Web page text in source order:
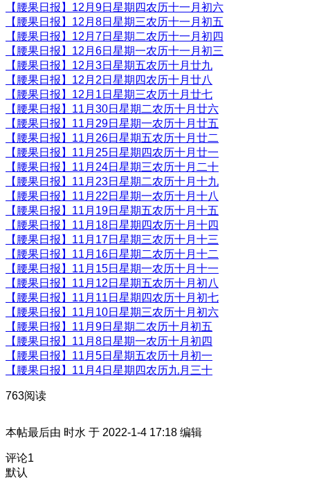
【腰果日报】12月9日星期四农历十一月初六
【腰果日报】12月8日星期三农历十一月初五
【腰果日报】12月7日星期二农历十一月初四
【腰果日报】12月6日星期一农历十一月初三
【腰果日报】12月3日星期五农历十月廿九
【腰果日报】12月2日星期四农历十月廿八
【腰果日报】12月1日星期三农历十月廿七
【腰果日报】11月30日星期二农历十月廿六
【腰果日报】11月29日星期一农历十月廿五
【腰果日报】11月26日星期五农历十月廿二
【腰果日报】11月25日星期四农历十月廿一
【腰果日报】11月24日星期三农历十月二十
【腰果日报】11月23日星期二农历十月十九
【腰果日报】11月22日星期一农历十月十八
【腰果日报】11月19日星期五农历十月十五
【腰果日报】11月18日星期四农历十月十四
【腰果日报】11月17日星期三农历十月十三
【腰果日报】11月16日星期二农历十月十二
【腰果日报】11月15日星期一农历十月十一
【腰果日报】11月12日星期五农历十月初八
【腰果日报】11月11日星期四农历十月初七
【腰果日报】11月10日星期三农历十月初六
【腰果日报】11月9日星期二农历十月初五
【腰果日报】11月8日星期一农历十月初四
【腰果日报】11月5日星期五农历十月初一
【腰果日报】11月4日星期四农历九月三十
763阅读
本帖最后由 时水 于 2022-1-4 17:18 编辑
评论1
默认